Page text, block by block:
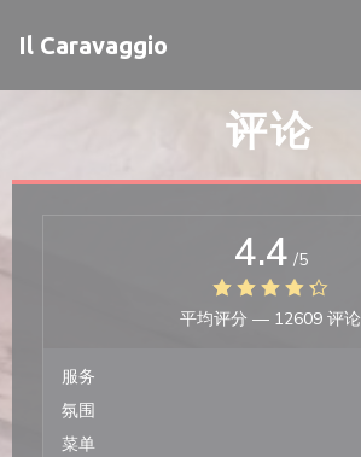
Il Caravaggio
评论
4.4 /5
平均评分 — 12609 评论
服务
氛围
菜单